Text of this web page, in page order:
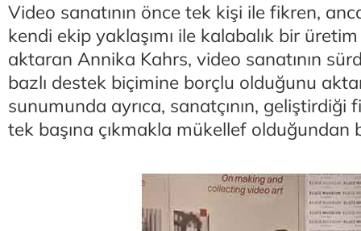
Video sanatının önce tek kişi ile fikren,
kendi ekip yaklaşımı ile kalabalık bir
aktaran Annika Kahrs, video sanatının
bazlı destek biçimine borçlu olduğunu
sunumunda ayrıca, sanatçının, geliştirdiği
tek başına çıkmakla mükellef